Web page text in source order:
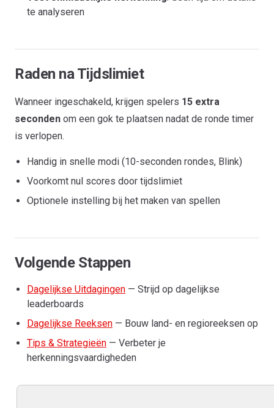
te analyseren
Raden na Tijdslimiet
Wanneer ingeschakeld, krijgen spelers 15 extra
seconden om een gok te plaatsen nadat de ronde timer
is verlopen.
Handig in snelle modi (10-seconden rondes, Blink)
Voorkomt nul scores door tijdslimiet
Optionele instelling bij het maken van spellen
Volgende Stappen
Dagelijkse Uitdagingen — Strijd op dagelijkse
leaderboards
Dagelijkse Reeksen — Bouw land- en regioreeksen op
Tips & Strategieën — Verbeter je
herkenningsvaardigheden